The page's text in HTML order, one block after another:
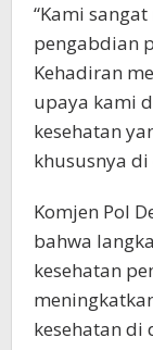
“Kami
pengabdian
Kehadiran
upaya kami
kesehatan
khususnya
Komjen Pol
bahwa
kesehatan
kesehatan di